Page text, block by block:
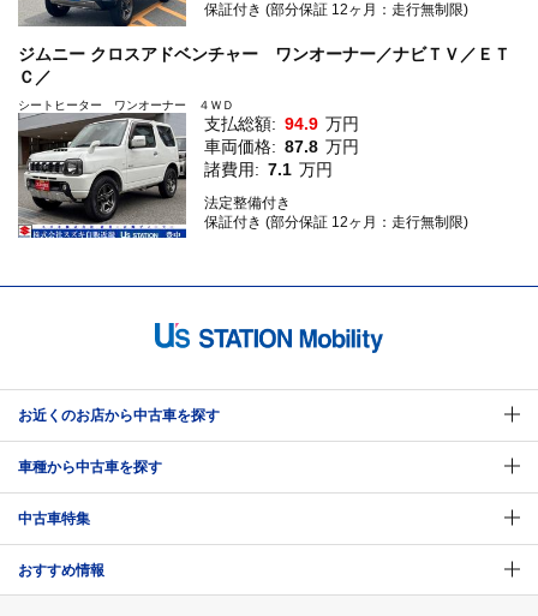
保証付き (部分保証 12ヶ月：走行無制限)
ジムニー クロスアドベンチャー ワンオーナー／ナビＴＶ／ＥＴ
Ｃ／
シートヒーター ワンオーナー ４ＷＤ
支払総額: 94.9 万円
車両価格: 87.8 万円
諸費用: 7.1 万円
法定整備付き
保証付き (部分保証 12ヶ月：走行無制限)
お近くのお店から中古車を探す
車種から中古車を探す
中古車特集
おすすめ情報